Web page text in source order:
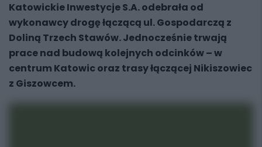
Katowickie Inwestycje S.A. odebrała od
wykonawcy drogę łączącą ul. Gospodarczą z
Doliną Trzech Stawów. Jednocześnie trwają
prace nad budową kolejnych odcinków – w
centrum Katowic oraz trasy łączącej Nikiszowiec
z Giszowcem.